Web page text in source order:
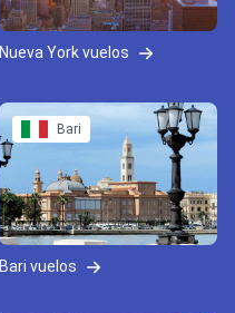
Nueva York vuelos
Bari
Bari vuelos